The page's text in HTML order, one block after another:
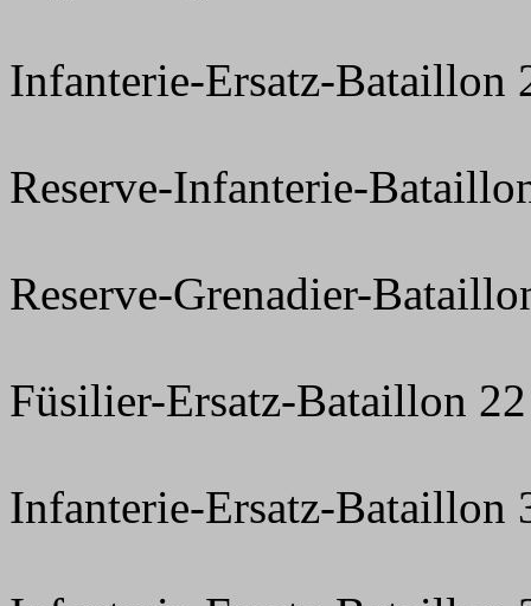
Infanterie-Ersatz-Bataillon
Reserve-Infanterie-
Reserve-Grenadier-
Füsilier-Ersatz-Bataillon 22
Infanterie-Ersatz-Bataillon